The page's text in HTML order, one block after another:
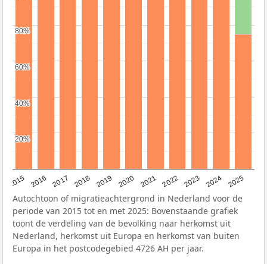
2015 2016 2017 2018 2019 2020 2021 2022 2023 2024 2025
20%
20%
40%
40%
60%
60%
80%
80%
Autochtoon of migratieachtergrond in Nederland voor de
periode van 2015 tot en met 2025: Bovenstaande grafiek
toont de verdeling van de bevolking naar herkomst uit
Nederland, herkomst uit Europa en herkomst van buiten
Europa in het postcodegebied 4726 AH per jaar.